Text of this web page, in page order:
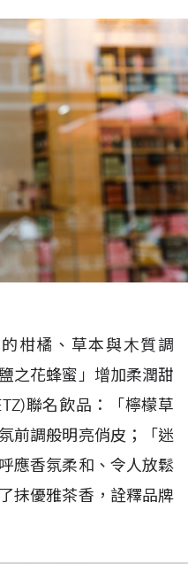
柑橘、草本與⽊質調
之花蜂蜜」增加柔潤甜
聯名飲品：「檸檬草
前調般明亮俏皮；「迷
應香氛柔和、令人放鬆
抹優雅茶香，詮釋品牌